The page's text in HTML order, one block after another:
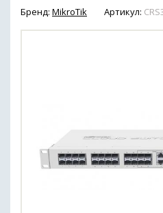
Бренд: MikroTik Артикул: